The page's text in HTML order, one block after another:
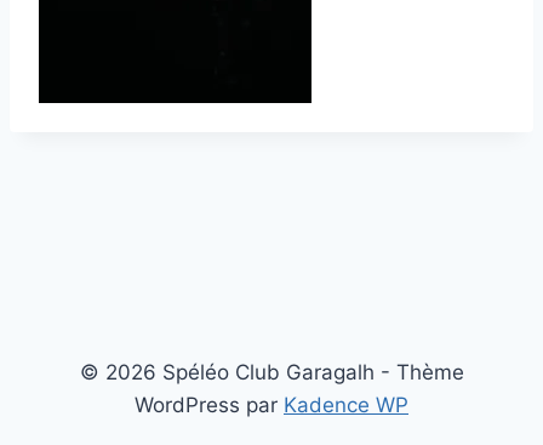
© 2026 Spéléo Club Garagalh - Thème
WordPress par Kadence WP